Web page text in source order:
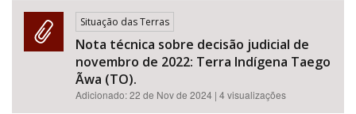
Situação das Terras
Nota técnica sobre decisão judicial de
novembro de 2022: Terra Indígena Taego
Ãwa (TO).
Adicionado:22 de Nov de 2024 | 4 visualizações